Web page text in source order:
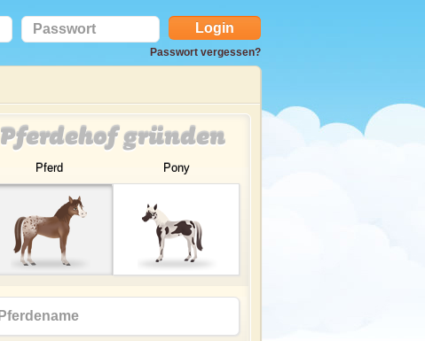
Passwort vergessen?
Pferdehof gründen
Pferd Pony